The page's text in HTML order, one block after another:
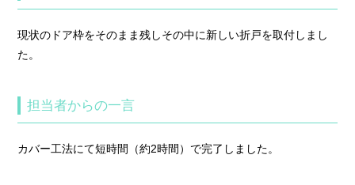
現状のドア枠をそのまま残しその中に新しい折戸を取付しまし
た。
担当者からの一言
カバー工法にて短時間（約2時間）で完了しました。